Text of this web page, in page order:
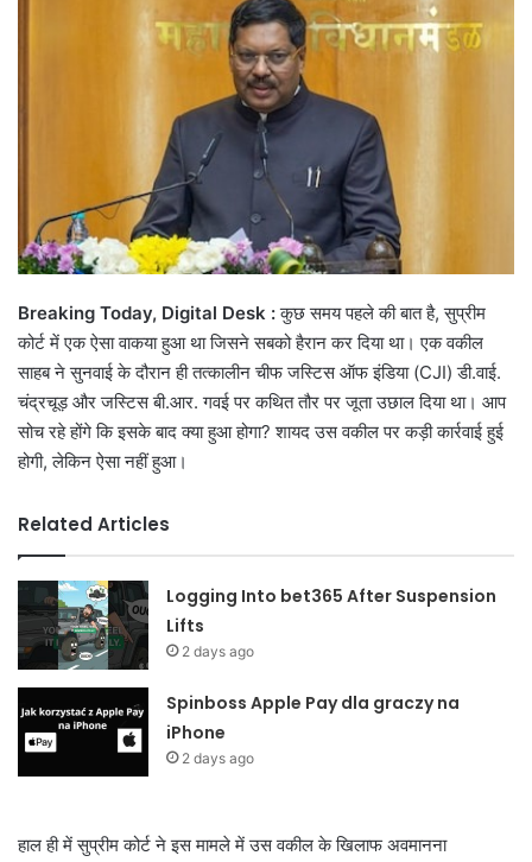
email
Breaking Today, Digital Desk :कुछ समय पहले की बात है, सुप्रीम
कोर्ट में एक ऐसा वाकया हुआ था जिसने सबको हैरान कर दिया था। एक वकील
साहब ने सुनवाई के दौरान ही तत्कालीन चीफ जस्टिस ऑफ इंडिया (CJI) डी.वाई.
चंद्रचूड़ और जस्टिस बी.आर. गवई पर कथित तौर पर जूता उछाल दिया था। आप
सोच रहे होंगे कि इसके बाद क्या हुआ होगा? शायद उस वकील पर कड़ी कार्रवाई हुई
होगी, लेकिन ऐसा नहीं हुआ।
Related Articles
Logging Into bet365 After Suspension
Lifts
2 days ago
Spinboss Apple Pay dla graczy na
iPhone
2 days ago
हाल ही में सुप्रीम कोर्ट ने इस मामले में उस वकील के खिलाफ अवमानना